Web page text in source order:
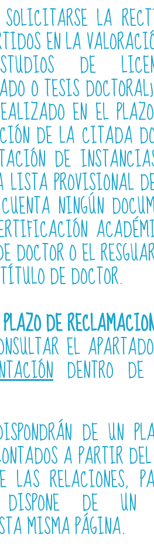
LA
EN LA
DE
O TESIS
EN EL
DE LA CITADA
DE
PROVISIONAL
NINGÚN
DOCTOR O EL
DE DOCTOR.
DE
EL
DENTRO
DE UN
A PARTIR
RELACIONES,
DISPONE DE
MISMA PÁGINA.